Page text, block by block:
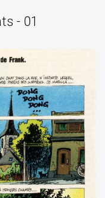
- 01